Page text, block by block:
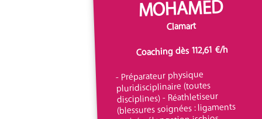
MOHAMED
Clamart
Coaching dès 112,61 €/h
- Préparateur physique
pluridisciplinaire (toutes
disciplines) - Réathletiseur
(blessures soignées : ligaments